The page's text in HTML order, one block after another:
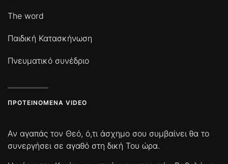
The word
Παιδική Κατασκήνωση
Πνευματικό συνέδριο
ΠΡΟΤΕΙΝΌΜΕΝΑ VIDEO
Αν αγαπάς τον Θεό, ό,τι άσχημο σου συμβαίνει θα το
συνεργήσει σε αγαθό στη δική Του ώρα.